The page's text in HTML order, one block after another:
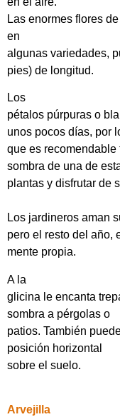
Las enormes flores
en
algunas variedades,
pies) de longitud.
Los
pétalos púrpuras o
unos pocos días, por
que es
sombra de una de
plantas y disfrutar de
Los jardineros aman
pero el resto del año,
mente propia.
A la
glicina le encanta
sombra a pérgolas o
patios. También
posición horizontal
sobre el suelo.
Arvejilla